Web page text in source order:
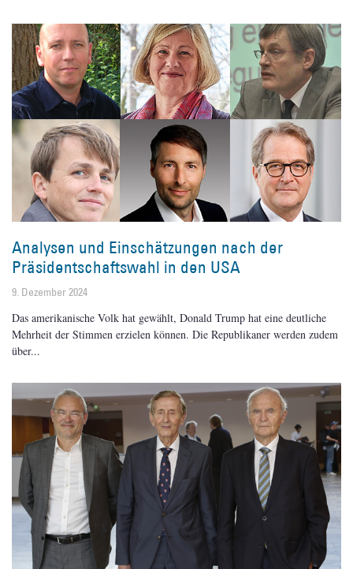
Analysen und Einschätzungen nach der
Präsidentschaftswahl in den USA
9. Dezember 2024
Das amerikanische Volk hat gewählt, Donald Trump hat eine deutliche
Mehrheit der Stimmen erzielen können. Die Republikaner werden zudem
über